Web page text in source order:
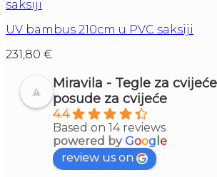
UV bambus 210cm u PVC saksiji
231,80 €
Miravila - Tegle za
posude za cvijeće
4.4
Based on 14 reviews
powered byGoog e
review us on